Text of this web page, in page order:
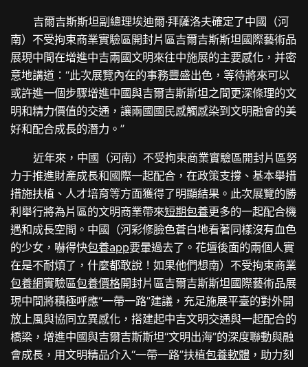
吉爾吉斯斯坦副總理埃迪爾·拜薩洛夫確定了中國（河
南）不受拘束商業實驗區開封片區吉爾吉斯斯坦國際藝術品
展現中間在增進中吉兩國文明來往中施展的主要感化，并密
意地講道：“此次展覽內在的事務豐盛出色，等待將來可以
或許進一個步驟增進中國與吉爾吉斯斯坦之間更深條理的文
明和精力價值的交通，讓兩國國民感觸感染到文明融會的美
好和配合成長的潛力。”
近年來，中國（河南）不受拘束商業實驗區開封片區努
力于推進財產成長和國際一起配合，在政策支撐、基本舉措
措施扶植、人才培育等方面獲得了明顯結果。此次展覽的勝
利舉行將為片區的文明商業帶來短期包養更多的一起配合機
遇和成長空間。中國（河彩修臉色蒼白地看著同樣沒有血色
的少女，嚇得快包養app要暈過去了。花壇後面的兩個人實
在是不耐煩了，什麼都敢說！如果他們想南）不受拘束商業
包養網實驗區包養價格開封片區吉爾吉斯斯坦國際藝術品展
現中間將積極呼應“一帶一路”建議，充足施展平臺的對外開
放上風與協同立異感化，搭建起中吉文明交通與一起配合的
橋梁，增進中國與吉爾吉斯斯坦“文明出海”的深度聯動與融
會成長，用文明精品介入“一帶一路”扶植包養軟體 ，助力刻